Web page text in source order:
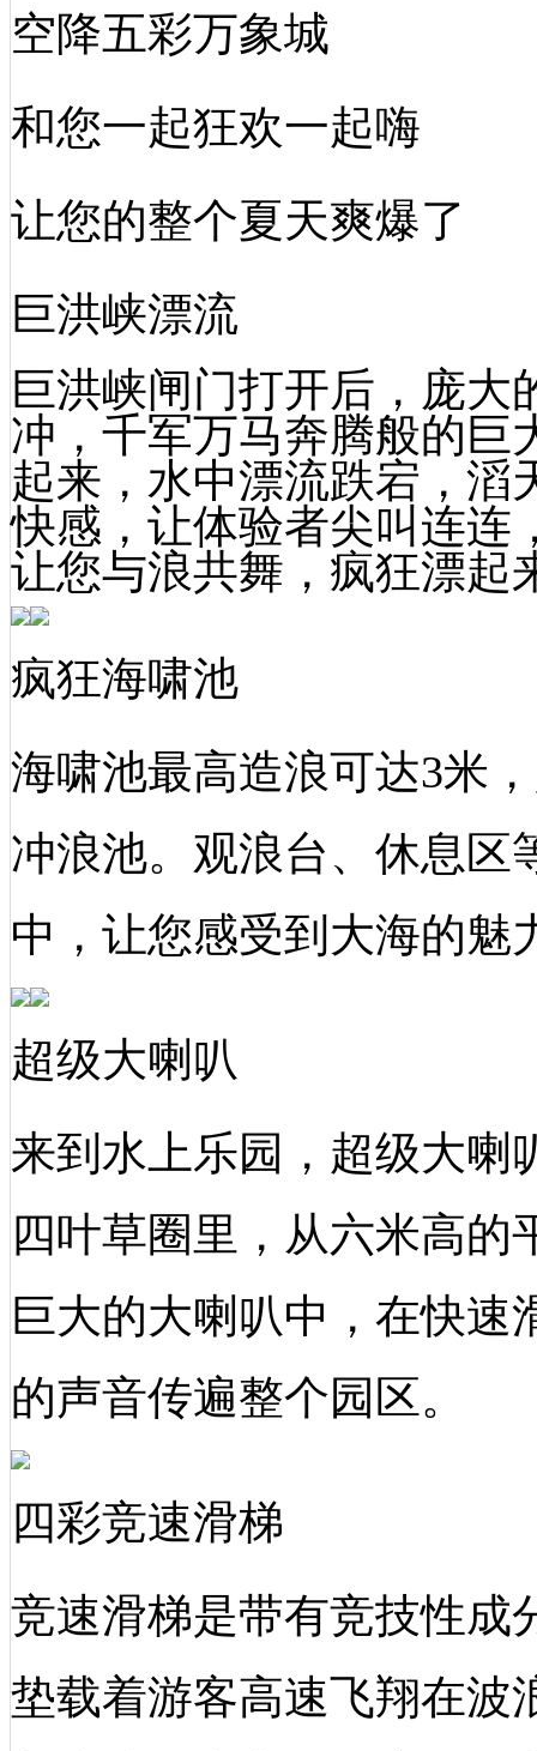
空降五彩万象城
和您一起狂欢一起嗨
让您的整个夏天爽爆了
巨洪峡漂流
巨洪峡闸门打开后，庞
冲，千军万马奔腾般的巨
起来，水中漂流跌宕，滔
快感，让体验者尖叫连连
让您与浪共舞，疯狂漂起
疯狂海啸池
海啸池最高造浪可达3米
冲浪池。观浪台、休息区
中，让您感受到大海的魅
超级大喇叭
来到水上乐园，超级大喇
四叶草圈里，从六米高
巨大的大喇叭中，在快
的声音传遍整个园区。
四彩竞速滑梯
竞速滑梯是带有竞技性成
垫载着游客高速飞翔在波